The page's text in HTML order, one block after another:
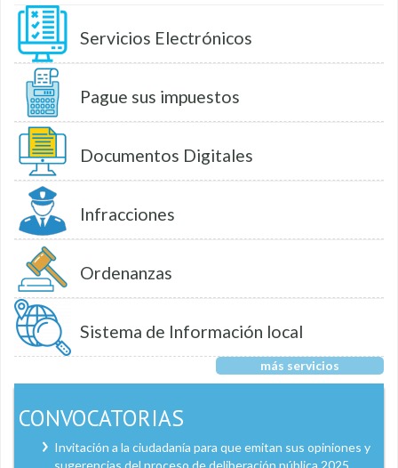
Servicios Electrónicos
Pague sus impuestos
Documentos Digitales
Infracciones
Ordenanzas
Sistema de Información local
más servicios
CONVOCATORIAS
Invitación a la ciudadanía para que emitan sus opiniones y
sugerencias del proceso de deliberación pública 2025